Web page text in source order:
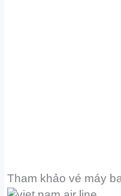
Tham khảo vé máy